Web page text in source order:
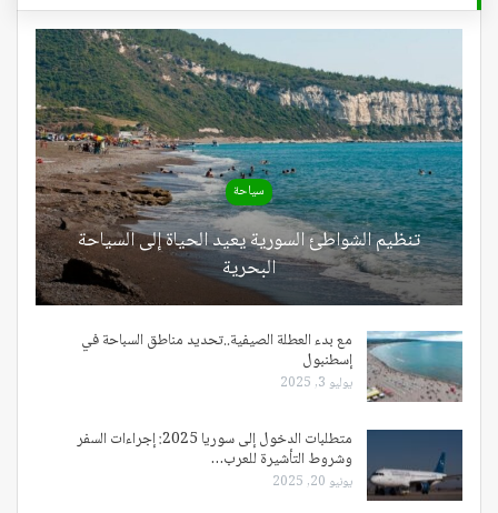
سياحة
تنظيم الشواطئ السورية يعيد الحياة إلى السياحة
البحرية
مع بدء العطلة الصيفية..تحديد مناطق السباحة في
إسطنبول
يوليو 3, 2025
متطلبات الدخول إلى سوريا 2025: إجراءات السفر
وشروط التأشيرة للعرب…
يونيو 20, 2025